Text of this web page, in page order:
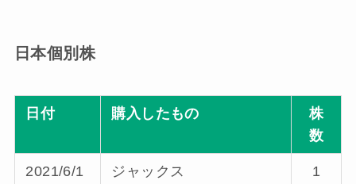
日本個別株
日付 購入したもの
株
数
2021/6/1
ジャックス 1